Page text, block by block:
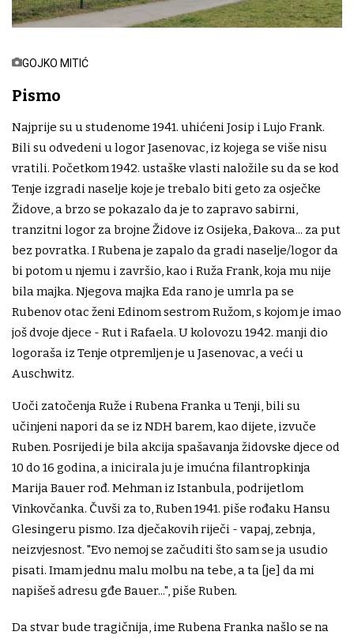
GOJKO MITIĆ
Pismo
Najprije su u studenome 1941. uhićeni Josip i Lujo Frank.
Bili su odvedeni u logor Jasenovac, iz kojega se više nisu
vratili. Početkom 1942. ustaške vlasti naložile su da se kod
Tenje izgradi naselje koje je trebalo biti geto za osječke
Židove, a brzo se pokazalo da je to zapravo sabirni,
tranzitni logor za brojne Židove iz Osijeka, Đakova... za put
bez povratka. I Rubena je zapalo da gradi naselje/logor da
bi potom u njemu i završio, kao i Ruža Frank, koja mu nije
bila majka. Njegova majka Eda rano je umrla pa se
Rubenov otac ženi Edinom sestrom Ružom, s kojom je imao
još dvoje djece - Rut i Rafaela. U kolovozu 1942. manji dio
logoraša iz Tenje otpremljen je u Jasenovac, a veći u
Auschwitz.
Uoči zatočenja Ruže i Rubena Franka u Tenji, bili su
učinjeni napori da se iz NDH barem, kao dijete, izvuče
Ruben. Posrijedi je bila akcija spašavanja židovske djece od
10 do 16 godina, a inicirala ju je imućna filantropkinja
Marija Bauer rođ. Mehman iz Istanbula, podrijetlom
Vinkovčanka. Čuvši za to, Ruben 1941. piše rođaku Hansu
Glesingeru pismo. Iza dječakovih riječi - vapaj, zebnja,
neizvjesnost. "Evo nemoj se začuditi što sam se ja usudio
pisati. Imam jednu malu molbu na tebe, a ta [je] da mi
napišeš adresu gđe Bauer...", piše Ruben.
Da stvar bude tragičnija, ime Rubena Franka našlo se na